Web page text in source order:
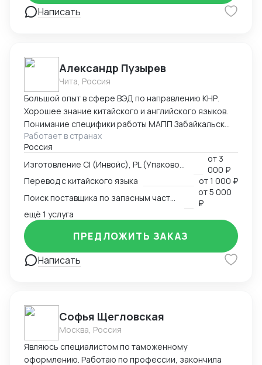
техническую документацию и консультирую по
вопросам
Написать
Александр Пузырев
Чита, Россия
Большой опыт в сфере ВЭД по направлению КНР.
Хорошее знание китайского и английского языков.
Понимание специфики работы МАПП Забайкальск
(Маньчжурия).
Работает в странах
Россия
от 3
000 ₽
Перевод с китайского языка
от1 000 ₽
от5 000
₽
ещё 1 услуга
Написать
ПРЕДЛОЖИТЬ ЗАКАЗ
Софья Щегловская
Москва, Россия
Являюсь специалистом по таможенному
оформлению. Работаю по профессии, закончила